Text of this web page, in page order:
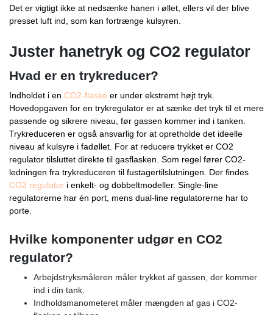
Det er vigtigt ikke at nedsænke hanen i øllet, ellers vil der blive
presset luft ind, som kan fortrænge kulsyren.
Juster hanetryk og CO2 regulator
Hvad er en trykreducer?
Indholdet i en CO2-flaske er under ekstremt højt tryk.
Hovedopgaven for en trykregulator er at sænke det tryk til et mere
passende og sikrere niveau, før gassen kommer ind i tanken.
Trykreduceren er også ansvarlig for at opretholde det ideelle
niveau af kulsyre i fadøllet. For at reducere trykket er CO2
regulator tilsluttet direkte til gasflasken. Som regel fører CO2-
ledningen fra trykreduceren til fustagertilslutningen. Der findes
CO2 regulator i enkelt- og dobbeltmodeller. Single-line
regulatorerne har én port, mens dual-line regulatorerne har to
porte.
Hvilke komponenter udgør en CO2
regulator?
Arbejdstryksmåleren måler trykket af gassen, der kommer
ind i din tank.
Indholdsmanometeret måler mængden af ​​gas i CO2-